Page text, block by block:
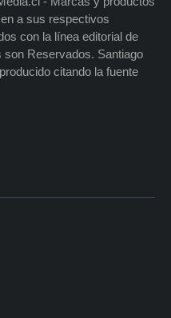
a sus respectivos
con la línea editorial de
Reservados. Santiago
citando la fuente